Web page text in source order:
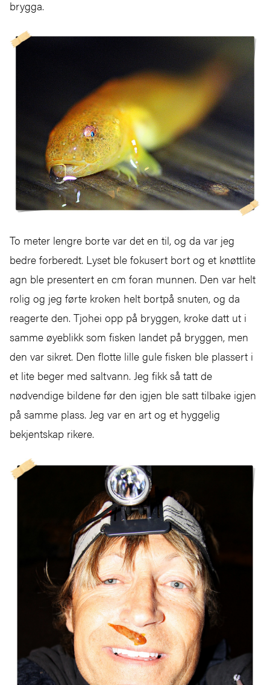
brygga.
To meter lengre borte var det en til, og da var jeg
bedre forberedt. Lyset ble fokusert bort og et knøttlite
agn ble presentert en cm foran munnen. Den var helt
rolig og jeg førte kroken helt bortpå snuten, og da
reagerte den. Tjohei opp på bryggen, kroke datt ut i
samme øyeblikk som fisken landet på bryggen, men
den var sikret. Den flotte lille gule fisken ble plassert i
et lite beger med saltvann. Jeg fikk så tatt de
nødvendige bildene før den igjen ble satt tilbake igjen
på samme plass. Jeg var en art og et hyggelig
bekjentskap rikere.